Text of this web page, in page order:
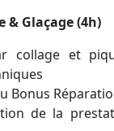
& Glaçage (4h)
collage et
Bonus
de la